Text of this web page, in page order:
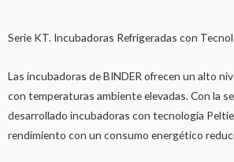
Serie KT. Incubadoras Refrigeradas con
Las incubadoras de BINDER ofrecen un alto
con temperaturas ambiente elevadas. Con la
desarrollado incubadoras con tecnología
rendimiento con un consumo energético